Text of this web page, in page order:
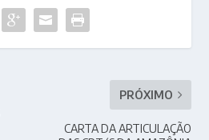
PRÓXIMO
CARTA DA ARTICULAÇÃO